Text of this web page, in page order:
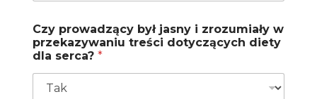
Czy prowadzący był jasny i zrozumiały w
przekazywaniu treści dotyczących diety
dla serca? *